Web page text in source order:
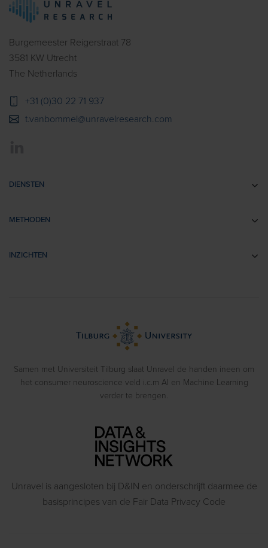
Burgemeester Reigerstraat 78
3581 KW Utrecht
The Netherlands
+31 (0)30 22 71 937
t.vanbommel@unravelresearch.com
DIENSTEN
Retail- & Shopperonderzoek
METHODEN
INZICHTEN
Samen met Universiteit Tilburg slaat Unravel de handen ineen om
het consumer neuroscience veld i.c.m AI en Machine Learning
verder te brengen.
Unravel is aangesloten bij D&IN en onderschrijft daarmee de
basisprincipes van de Fair Data Privacy Code